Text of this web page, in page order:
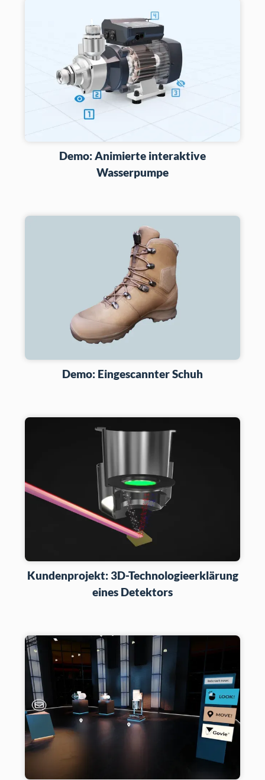
Demo: Animierte interaktive
Wasserpumpe
Demo: Eingescannter Schuh
Kundenprojekt: 3D-Technologieerklärung
eines Detektors